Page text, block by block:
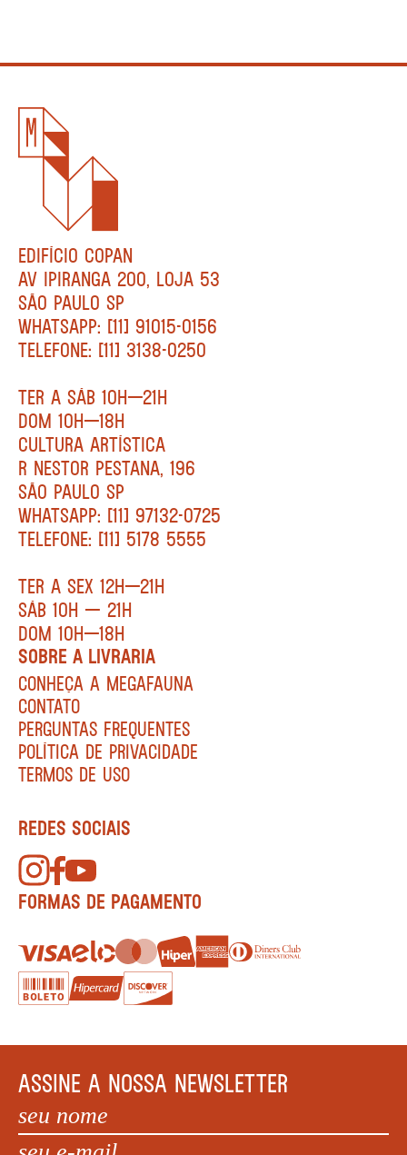
EDIFÍCIO COPAN
AV IPIRANGA 200, LOJA 53
SÃO PAULO SP
WHATSAPP: [11] 91015-0156
TELEFONE: [11] 3138-0250
TER A SÁB 10H—21H
DOM 10H—18H
CULTURA ARTÍSTICA
R NESTOR PESTANA, 196
SÃO PAULO SP
WHATSAPP: [11] 97132-0725
TELEFONE: [11] 5178 5555
TER A SEX 12H—21H
SÁB 10H — 21H
DOM 10H—18H
SOBRE A LIVRARIA
CONHEÇA A MEGAFAUNA
CONTATO
PERGUNTAS FREQUENTES
POLÍTICA DE PRIVACIDADE
TERMOS DE USO
REDES SOCIAIS
FORMAS DE PAGAMENTO
ASSINE A NOSSA NEWSLETTER